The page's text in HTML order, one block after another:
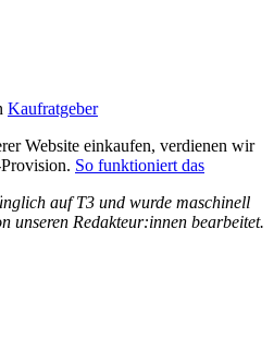
Kaufratgeber
Website einkaufen, verdienen wir
So funktioniert das
auf T3 und wurde maschinell
unseren Redakteur:innen bearbeitet.